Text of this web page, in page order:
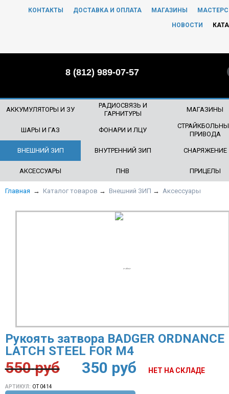
КОНТАКТЫ ДОСТАВКА И ОПЛАТА МАГАЗИНЫ
НОВОСТИ
8 (812) 989-07-57
АККУМУЛЯТОРЫ И ЗУ
РАДИОСВЯЗЬ И
ГАРНИТУРЫ
МАГАЗИНЫ
ШАРЫ И ГАЗ ФОНАРИ И ЛЦУ
ПРИВОДА
ВНЕШНИЙ ЗИП ВНУТРЕННИЙ ЗИП СНАРЯЖЕНИЕ
АКСЕССУАРЫ ПНВ ПРИЦЕЛЫ
Главная → Каталог товаров → Внешний ЗИП → Аксессуары
Рукоять затвора BADGER ORDNANCE
LATCH STEEL FOR M4
550 руб 350 руб НЕТ НА СКЛАДЕ
АРТИКУЛ: OT 0414
ЧТО БУДЕМ ИСКАТЬ?